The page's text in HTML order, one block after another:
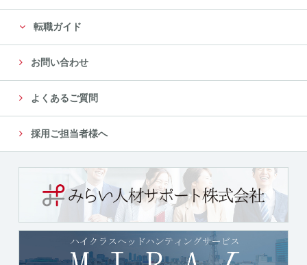
いる委託先を選定し、安全管理が図られるよ
う、委託先に対する必要かつ適切な管理監督をいたし
ます。
５．個人情報の第三者への提供について
当社では、収集した個人情報を、以下のいずれかに該
当する場合を除き、いかなる第三者にも提供
または開示いたしません。
（１）法令に基づく場合
（２）人の生命、身体又は財産の保護のために必要が
ある場合であって、本人の同意を得ることが
困難であるとき
（３）公衆衛生の向上又は児童の健全な育成の推進の
ために特に必要がある場合であって、本人の
同意を得ることが困難であるとき
転職ガイド
お問い合わせ
よくあるご質問
採用ご担当者様へ